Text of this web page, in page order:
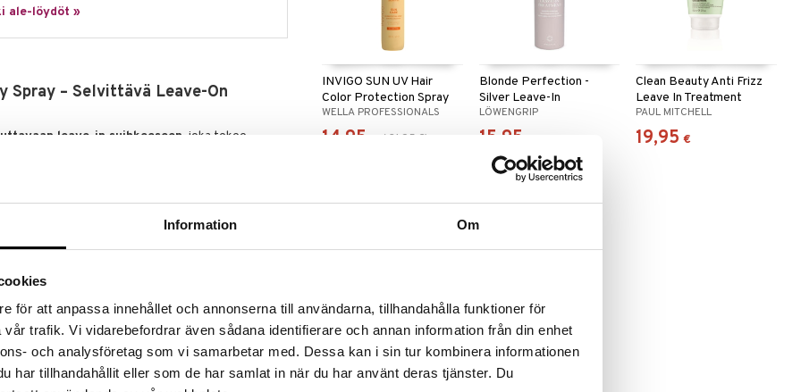
Information Om
för att anpassa innehållet och annonserna till användarna, tillhandahålla funktioner för
trafik. Vi vidarebefordrar även sådana identifierare och annan information från din enhet
och analysföretag som vi samarbetar med. Dessa kan i sin tur kombinera informationen
har tillhandahållit eller som de har samlat in när du har använt deras tjänster. Du
ale-löydöt »
Spray – Selvittävä Leave-On
leave-in suihkeeseen , joka tekee
joka saat helposti takkuja tai haluat valmistella
ne tuntuvat raskailta.
, jotka tarjoavat intensiivistä
helposti harjattavat
vaurioituneisiin hiuksiin
suoristaessa tai kihartaessa
INVIGO SUN UV Hair
Color Protection Spray
WELLA PROFESSIONALS
14,95 ( 21,95 €)
Blonde Perfection -
Silver Leave-In
Treatment
LÖWENGRIP
15,95
Clean Beauty Anti Frizz
Leave In Treatment
PAUL MITCHELL
19,95 €
Clean Beauty Repair
PAUL MITCHELL